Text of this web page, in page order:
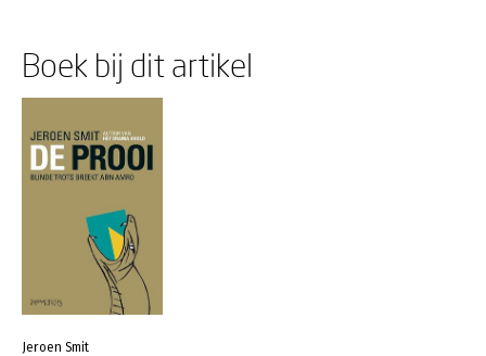
Boek bij dit artikel
Jeroen Smit